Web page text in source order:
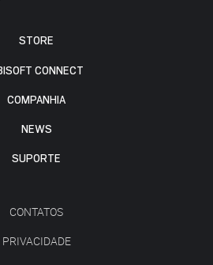
STORE
CONNECT
COMPANHIA
NEWS
SUPORTE
CONTATOS
PRIVACIDADE